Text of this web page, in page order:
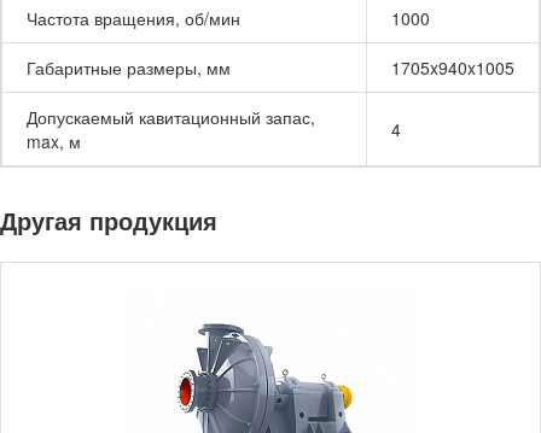
Частота вращения, об/мин 1000
Габаритные размеры, мм 1705x940x1005
Допускаемый кавитационный запас,
max, м
4
Другая продукция